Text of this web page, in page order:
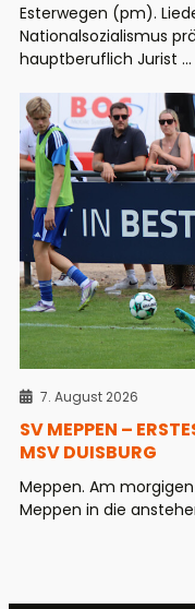
Esterwegen (pm).
Nationalsozialismus
hauptberuflich Jurist ...
7. August 2026
SV MEPPEN –
MSV DUISBURG
Meppen. Am
Meppen in die